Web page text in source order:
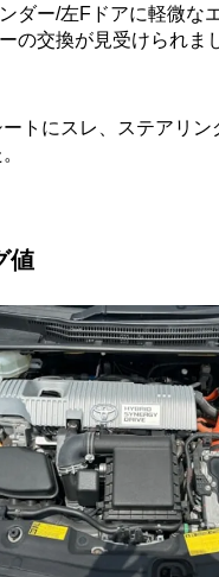
ダー/左Fドアに軽微な
の交換が見受けられま
トにスレ、ステアリン
値